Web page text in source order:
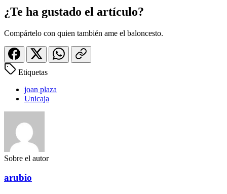
¿Te ha gustado el artículo?
Compártelo con quien también ame el baloncesto.
Etiquetas
joan plaza
Unicaja
Sobre el autor
arubio